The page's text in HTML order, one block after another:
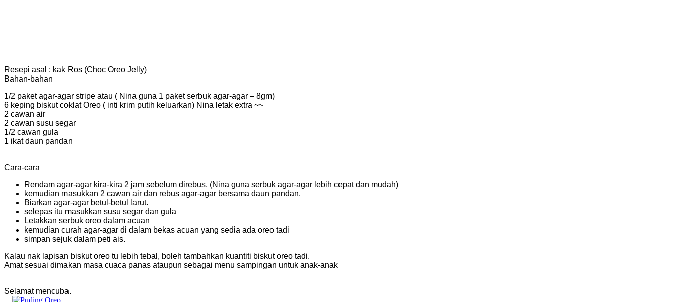
Resepi asal : kak Ros (Choc Oreo Jelly)
Bahan-bahan
1/2 paket agar-agar stripe atau ( Nina guna 1 paket serbuk agar-agar – 8gm)
6 keping biskut coklat Oreo ( inti krim putih keluarkan) Nina letak extra ~~
2 cawan air
2 cawan susu segar
1/2 cawan gula
1 ikat daun pandan
Cara-cara
Rendam agar-agar kira-kira 2 jam sebelum direbus, (Nina guna serbuk agar-agar lebih cepat dan mudah)
kemudian masukkan 2 cawan air dan rebus agar-agar bersama daun pandan.
Biarkan agar-agar betul-betul larut.
selepas itu masukkan susu segar dan gula
Letakkan serbuk oreo dalam acuan
kemudian curah agar-agar di dalam bekas acuan yang sedia ada oreo tadi
simpan sejuk dalam peti ais.
Kalau nak lapisan biskut oreo tu lebih tebal, boleh tambahkan kuantiti biskut oreo tadi.
Amat sesuai dimakan masa cuaca panas ataupun sebagai menu sampingan untuk anak-anak
Selamat mencuba.